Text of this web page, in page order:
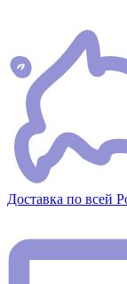
Доставка по всей